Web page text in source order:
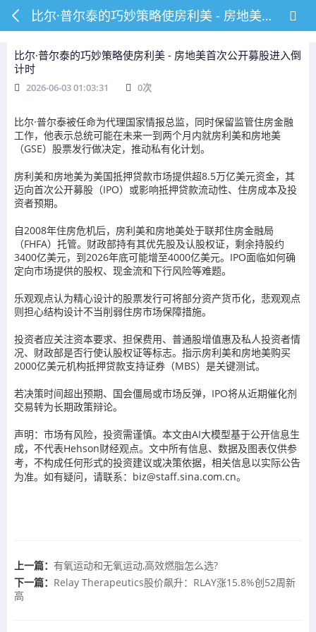
比尔·普尔泰的巧妙策略使房利美 - 房地美首次公开募股进入倒计时
比尔·普尔泰的巧妙策略使房利美 - 房地美首次公开募股进入倒
计时
2026-06-03 01:03:31 0次
比尔·普尔泰被任命为代理国家情报总监，同时保留监管住房金融
工作，他表示总统可能在未来一到两个月内就房利美和房地美
（GSE）股票发行做决定，推动私有化计划。
房利美和房地美为美国抵押贷款市场提供超8.5万亿美元资金，其
迈向首次公开募股（IPO）或影响抵押贷款流动性、住房成本及投
资者预期。
自2008年住房危机后，房利美和房地美处于联邦住房金融局
（FHFA）托管。财政部持有其优先股及认股权证，剩余持股约
3400亿美元，到2026年底可能增至4000亿美元。IPO面临如何确
定向市场提供的股权、现金流和下行风险等难题。
乐观观点认为精心设计的股票发行可将部分资产货币化，悲观观点
则担心结构设计不当削弱住房市场保障措施。
投资者应关注资本要求、担保费用、普通股增值惠及私人投资者情
况、财政部是否行使认股权证等标志。指示房利美和房地美购买
2000亿美元机构抵押贷款支持证券（MBS）是关键测试。
若决策时间超出预期、国会僵局或市场反弹，IPO将从近期催化剂
交易转为长期政策辩论。
声明：市场有风险，投资需谨慎。本文由AI大模型基于公开信息生
成，不代表Hehson财经观点。文中所有信息、数据及图表仅供参
考，不构成任何形式的投资建议或决策依据，相关信息以实际公告
为准。如有疑问，请联系：biz@staff.sina.com.cn。
上一篇： 有氧运动和无氧运动,高效燃脂怎么选?
下一篇： Relay Therapeutics股价飙升：RLAY涨15.8%创52周新
高